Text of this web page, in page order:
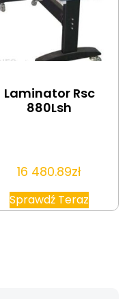
Laminator Rsc
880Lsh
16 480.89zł
Sprawdź Teraz